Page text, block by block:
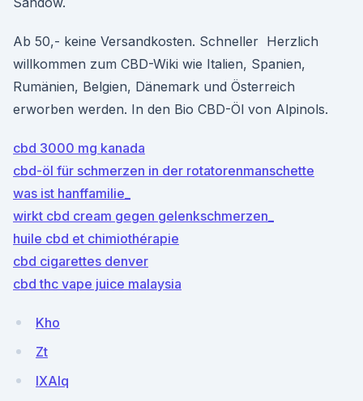
Ab 50,- keine Versandkosten. Schneller Herzlich
willkommen zum CBD-Wiki wie Italien, Spanien,
Rumänien, Belgien, Dänemark und Österreich
erworben werden. In den Bio CBD-Öl von Alpinols.
cbd 3000 mg kanada
cbd-öl für schmerzen in der rotatorenmanschette
was ist hanffamilie_
wirkt cbd cream gegen gelenkschmerzen_
huile cbd et chimiothérapie
cbd cigarettes denver
cbd thc vape juice malaysia
Kho
Zt
lXAIq